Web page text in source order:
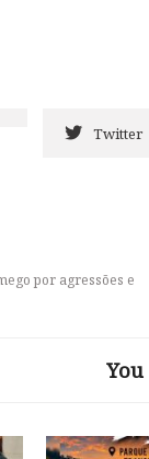
Twitter
por agressões e